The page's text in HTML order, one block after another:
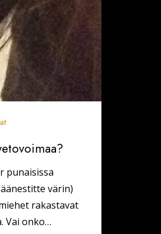
punaisissa
värin)
rakastavat
Vai onko…